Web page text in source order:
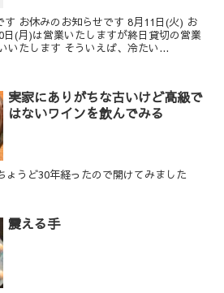
す お休みのお知らせです 8月11日(火) お
(月)は営業いたしますが終日貸切の営業
いたします そういえば、冷たい...
実家にありがちな古いけど高級で
はないワインを飲んでみる
ょうど30年経ったので開けてみました
震える手